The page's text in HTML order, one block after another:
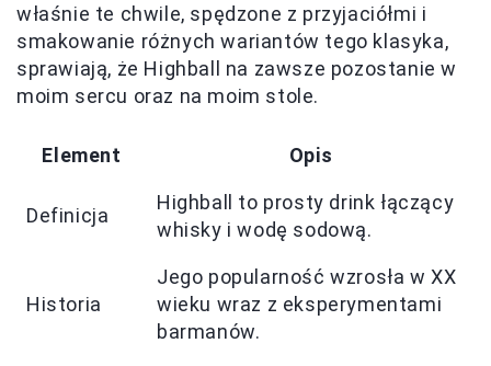
właśnie te chwile, spędzone z przyjaciółmi i
smakowanie różnych wariantów tego klasyka,
sprawiają, że Highball na zawsze pozostanie w
moim sercu oraz na moim stole.
Element Opis
Definicja
Highball to prosty drink łączący
whisky i wodę sodową.
Historia
Jego popularność wzrosła w XX
wieku wraz z eksperymentami
barmanów.